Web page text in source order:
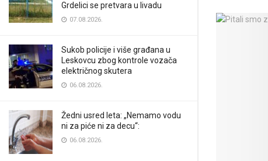
Grdelici se pretvara u livadu
07.08.2026.
Sukob policije i više građana u
Leskovcu zbog kontrole vozača
električnog skutera
06.08.2026.
Žedni usred leta: „Nemamo vodu
ni za piće ni za decu“:
06.08.2026.